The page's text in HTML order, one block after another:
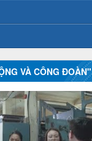
VÀ CÔNG ĐOÀN"